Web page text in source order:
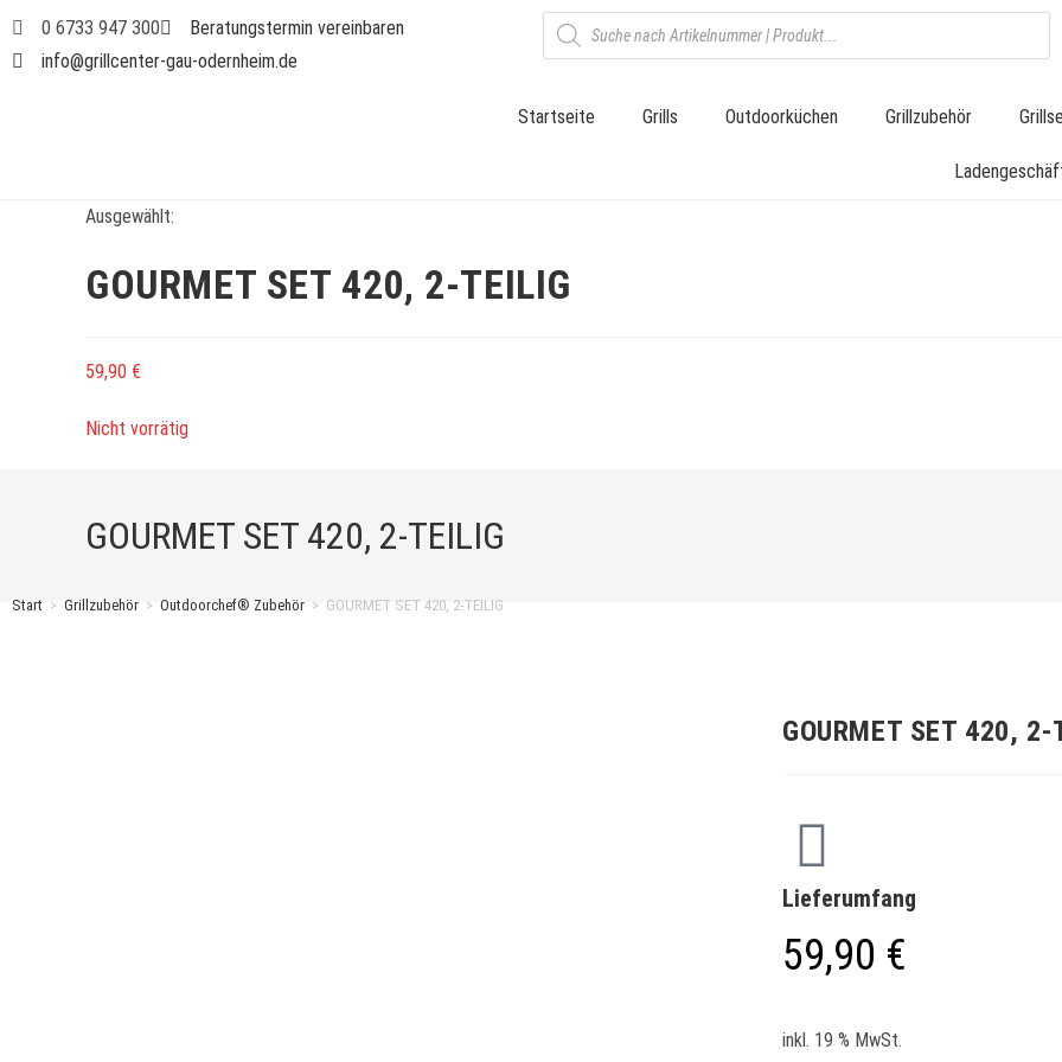
0 6733 947 300
Beratungstermin vereinbaren
info@grillcenter-gau-odernheim.de
Startseite Grills Outdoorküchen Grillzubehör
Ausgewählt:
GOURMET SET 420, 2-TEILIG
59,90 €
Nicht vorrätig
GOURMET SET 420, 2-TEILIG
Start > Grillzubehör > Outdoorchef® Zubehör > GOURMET SET 420, 2-TEILIG
GOURMET SET 420, 2-
Lieferumfang
59,90 €
inkl. 19 % MwSt.